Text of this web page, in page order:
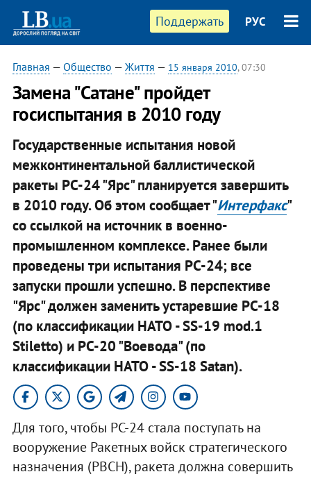
Поддержать РУС
Главная — Общество — Життя — 15 января 2010, 07:30
Замена "Сатане" пройдет
госиспытания в 2010 году
Государственные испытания новой
межконтинентальной баллистической
ракеты РС-24 "Ярс" планируется завершить
в 2010 году. Об этом сообщает "Интерфакс"
со ссылкой на источник в военно-
промышленном комплексе. Ранее были
проведены три испытания РС-24; все
запуски прошли успешно. В перспективе
"Ярс" должен заменить устаревшие РС-18
(по классификации НАТО - SS-19 mod.1
Stiletto) и РС-20 "Воевода" (по
классификации НАТО - SS-18 Satan).
Для того, чтобы РС-24 стала поступать на
вооружение Ракетных войск стратегического
назначения (РВСН), ракета должна совершить